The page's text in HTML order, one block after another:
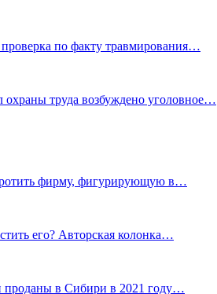
по факту травмирования…
труда возбуждено уголовное…
фирму, фигурирующую в…
его? Авторская колонка…
проданы в Сибири в 2021 году…